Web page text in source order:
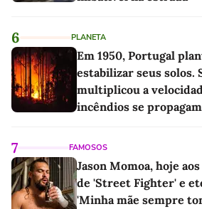
6 PLANETA
Em 1950, Portugal
estabilizar seus solos.
multiplicou a
incêndios se propagam
7 FAMOSOS
Jason Momoa, hoje
de 'Street Fighter' e
'Minha mãe sempre